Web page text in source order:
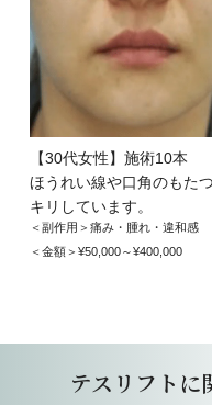
【30代女性】施術10本
ほうれい線や口角のもた
キリしています。
＜副作用＞痛み・腫れ・違和感
＜金額＞¥50,000～¥400,000
テスリフトに